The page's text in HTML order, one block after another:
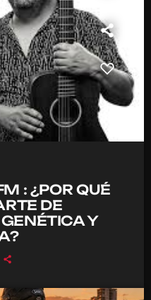
: ¿POR QUÉ
DE
Y